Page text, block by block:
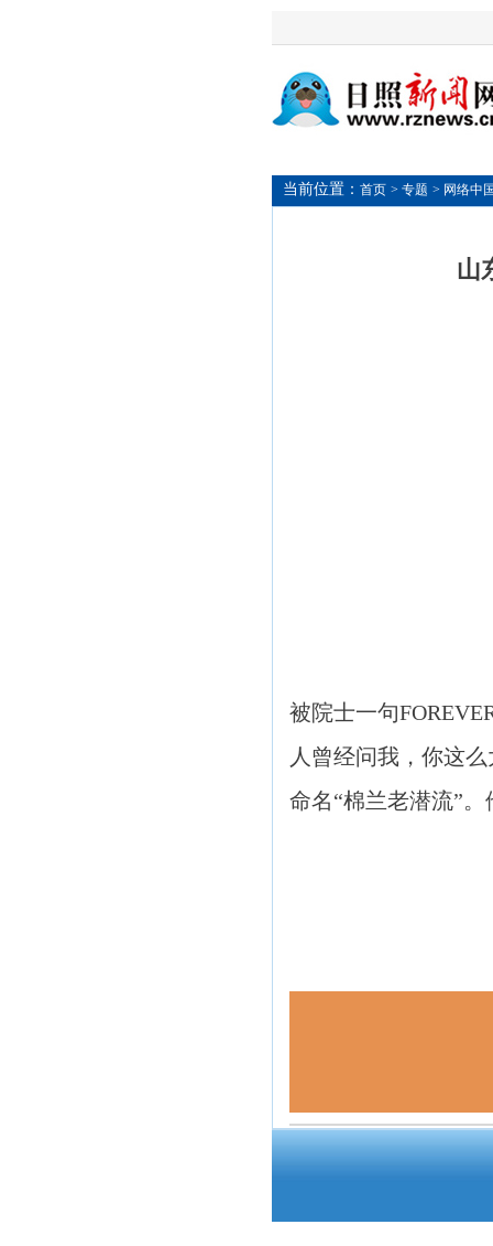
当前位置： 首页 > 专题 > 网络中
山
被院士一句
人曾经问我，你这
命名“棉兰老潜流”